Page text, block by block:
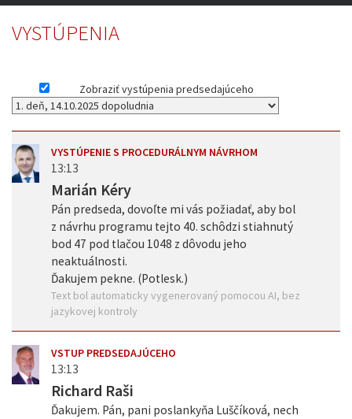
VYSTÚPENIA
Zobraziť vystúpenia predsedajúceho
VYSTÚPENIE S PROCEDURÁLNYM NÁVRHOM
13:13
Marián Kéry
Pán predseda, dovoľte mi vás požiadať, aby bol
z návrhu programu tejto 40. schôdzi stiahnutý
bod 47 pod tlačou 1048 z dôvodu jeho
neaktuálnosti.
Ďakujem pekne. (Potlesk.)
Text bol automaticky vygenerovaný pomocou AI, bez
jazykovej kontroly
VSTUP PREDSEDAJÚCEHO
13:13
Richard Raši
Ďakujem. Pán, pani poslankyňa Luščíková, nech